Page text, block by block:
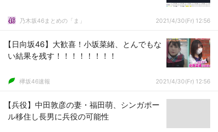
乃木坂46まとめの「ま」 2021/4/30(Fr) 12:56
【日向坂46】大歓喜！小坂菜緒、とんでもな
い結果を残す！！！！！！！！
欅坂46速報 2021/4/30(Fr) 12:56
【兵役】中田敦彦の妻・福田萌、シンガポー
ル移住し長男に兵役の可能性